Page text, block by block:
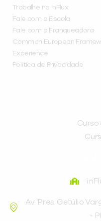
Trabalhe na inFlux
Fale com a Escola
Fale com a Franqueadora
Common European
Experience
Política de Privacidade
Curso
Av. Pres. Getúlio
-